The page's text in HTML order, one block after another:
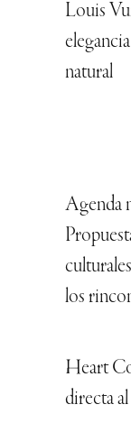
Louis
natural
Agenda
los
Heart
directa